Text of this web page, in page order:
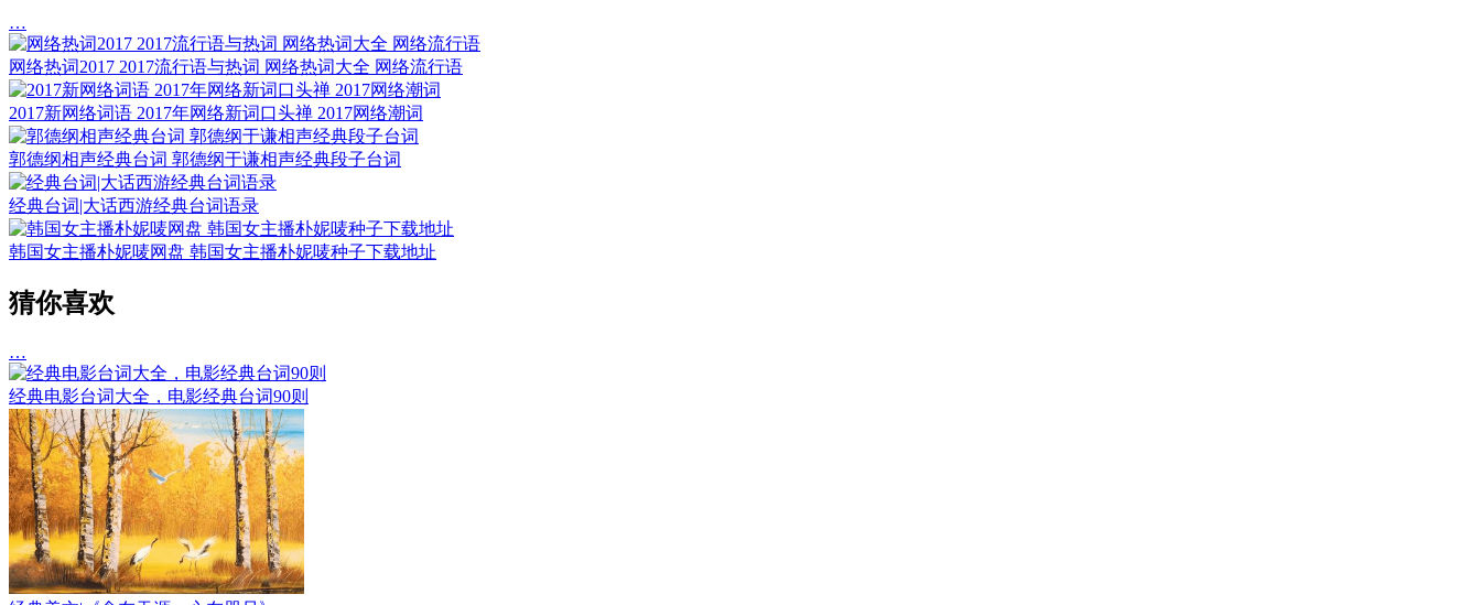
…
网络热词2017 2017流行语与热词 网络热词大全 网络流行语
2017新网络词语 2017年网络新词口头禅 2017网络潮词
郭德纲相声经典台词 郭德纲于谦相声经典段子台词
经典台词|大话西游经典台词语录
韩国女主播朴妮唛网盘 韩国女主播朴妮唛种子下载地址
猜你喜欢
…
经典电影台词大全，电影经典台词90则